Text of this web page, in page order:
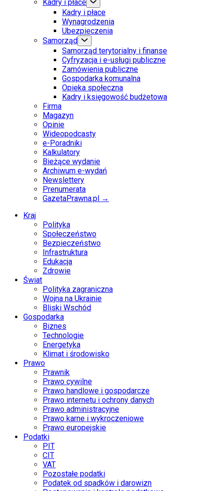
Kadry i płace
Kadry i płace
Wynagrodzenia
Ubezpieczenia
Samorząd
Samorząd terytorialny i finanse
Cyfryzacja i e-usługi publiczne
Zamówienia publiczne
Gospodarka komunalna
Opieka społeczna
Kadry i księgowość budżetowa
Firma
Magazyn
Opinie
Wideopodcasty
e-Poradniki
Kalkulatory
Bieżące wydanie
Archiwum e-wydań
Newslettery
Prenumerata
GazetaPrawna.pl →
Kraj
Polityka
Społeczeństwo
Bezpieczeństwo
Infrastruktura
Edukacja
Zdrowie
Świat
Polityka zagraniczna
Wojna na Ukrainie
Bliski Wschód
Gospodarka
Biznes
Technologie
Energetyka
Klimat i środowisko
Prawo
Prawnik
Prawo cywilne
Prawo handlowe i gospodarcze
Prawo internetu i ochrony danych
Prawo administracyjne
Prawo karne i wykroczeniowe
Prawo europejskie
Podatki
PIT
CIT
VAT
Pozostałe podatki
Podatek od spadków i darowizn